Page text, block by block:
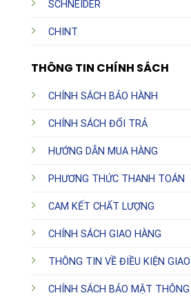
SCHNEIDER
CHINT
THÔNG TIN CHÍNH SÁCH
CHÍNH SÁCH BẢO HÀNH
CHÍNH SÁCH ĐỔI TRẢ
HƯỚNG DẪN MUA HÀNG
PHƯƠNG THỨC THANH TOÁN
CAM KẾT CHẤT LƯỢNG
CHÍNH SÁCH GIAO HÀNG
THÔNG TIN VỀ ĐIỀU KIỆN
CHÍNH SÁCH BẢO MẬT